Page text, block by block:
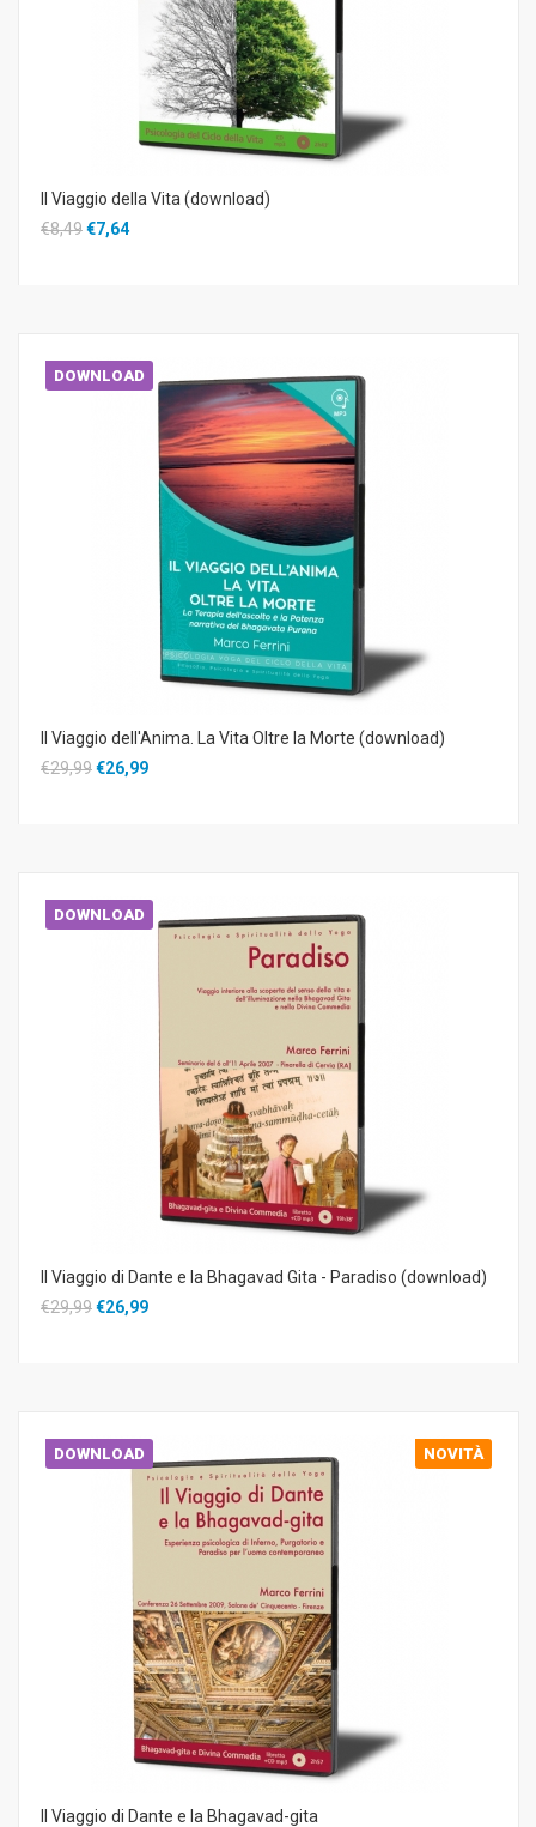
Il Viaggio della Vita (download)
€8,49€7,64
DOWNLOAD
Il Viaggio dell'Anima. La Vita Oltre la Morte (download)
€29,99€26,99
DOWNLOAD
Il Viaggio di Dante e la Bhagavad Gita - Paradiso (download)
€29,99€26,99
DOWNLOAD NOVITÀ
Il Viaggio di Dante e la Bhagavad-gita